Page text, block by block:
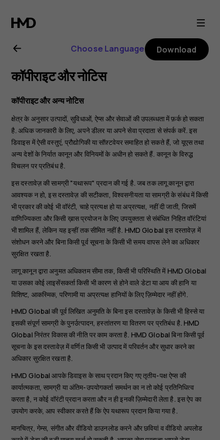
Nokia
8.1
user
guide
Choose Language Download
कॉपीराइट और नोटिस
कॉपीराइट और अन्य नोटिस
क्षेत्र के अनुसार उत्पादों, सुविधाओं, ऐप्स और सेवाओं की उपलब्धता में फ़र्क हो सकता
है. अधिक जानकारी के लिए, अपने डीलर या अपने सेवा प्रदाता से संपर्क करें. इस
डिवाइस में ऐसी वस्तुएं, प्रौद्योगिकी या सॉफ़्टवेयर समाहित हो सकते हैं, जो यूएस तथा
अन्य देशों के निर्यात कानून और विनियमों के अधीन हो सकते हैं. कानून के विरुद्ध
विचलन पर प्रतिबंध है.
इस दस्तावेज़ की सामग्री "यथारूप" प्रदान की गई है. जब तक लागू कानून द्वारा
आवश्यक न हो, इस दस्तावेज़ की सटीकता, विश्वसनीयता या सामग्री के संबंध में किसी
भी प्रकार की कोई भी वॉरंटी, चाहे प्रत्यक्ष हो या अप्रत्यक्ष, नहीं दी जाती, जिसमें
वाणिज्यिकता और किसी ख़ास प्रयोजन के लिए उपयुक्तता से संबंधित निहित वॉरंटियां
भी शामिल हैं, लेकिन यह इन्हीं तक सीमित नहीं है. HMD Global इस दस्तावेज़ में
संशोधन करने और बिना किसी पूर्व सूचना के किसी भी समय वापस लेने का अधिकार
सुरक्षित रखता है.
लागू कानून द्वारा अनुमत अधिकतम सीमा तक, किसी भी परिस्थिति में HMD Global
या उसका कोई लाइसेंसकर्ता किसी भी कारण से होने वाले डेटा या आय की हानि या
विशिष्ट, आकस्मिक, परिणामी या अप्रत्यक्ष हानियों के लिए ज़िम्मेदार नहीं होंगे.
HMD Global की पूर्व लिखित अनुमति के बिना इस दस्तावेज़ के किसी भी हिस्से या
इसकी संपूर्ण सामग्री के पुनर्उत्पादन, हस्तांतरण या वितरण पर प्रतिबंध है. HMD
Global निरंतर विकास की नीति पर काम करता है. HMD Global बिना किसी पूर्व
सूचना के इस दस्तावेज़ में वर्णित किसी भी उत्पाद में परिवर्तन और सुधार करने का
अधिकार सुरक्षित रखता है.
HMD Global आपके डिवाइस के साथ प्रदान किए गए तृतीय-पक्ष ऐप्स की
कार्यात्मकता, सामग्री या अंतिम-उपयोगकर्ता समर्थन का न तो कोई प्रतिनिधित्व
करता है, न कोई वॉरंटी प्रदान करता और न ही इनकी ज़िम्मेदारी लेता है. इस ऐप का
उपयोग करके, आप स्वीकार करते हैं कि ऐप यथारूप प्रदान किया गया है.
मानचित्र, गेम्स, संगीत और वीडियो डाउनलोड करने और छवियां व वीडियो अपलोड